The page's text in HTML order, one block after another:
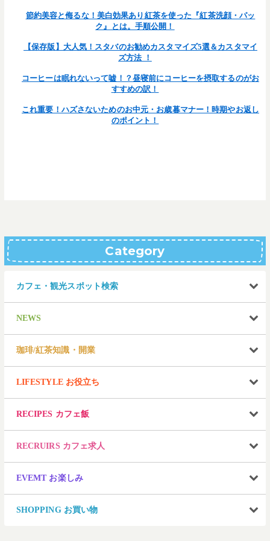
節約美容と侮るな！美白効果あり紅茶を使った『紅茶洗顔・パッ
ク』とは。手順公開！
【保存版】大人気！スタバのお勧めカスタマイズ5選＆カスタマイ
ズ方法 ！
コーヒーは眠れないって嘘！？昼寝前にコーヒーを摂取するのがお
すすめの訳！
これ重要！ハズさないためのお中元・お歳暮マナー！時期やお返し
のポイント！
Category
カフェ・観光スポット検索
NEWS
珈琲/紅茶知識・開業
LIFESTYLE お役立ち
RECIPES カフェ飯
RECRUIRS カフェ求人
EVEMT お楽しみ
SHOPPING お買い物